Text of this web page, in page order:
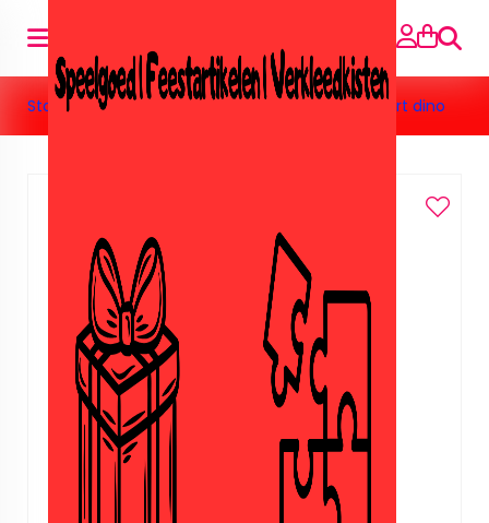
Suche
Startseite» Speelgoed»Knutsel » Foam sticker art dino